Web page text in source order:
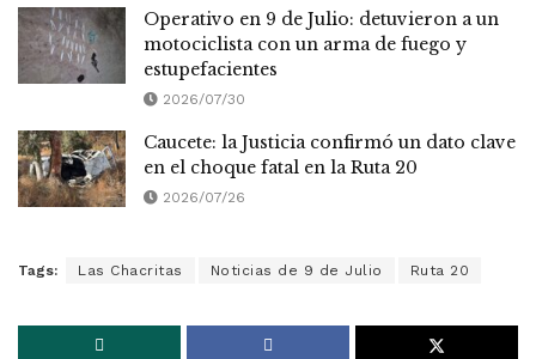
Operativo en 9 de Julio: detuvieron a un
motociclista con un arma de fuego y
estupefacientes
2026/07/30
Caucete: la Justicia confirmó un dato clave
en el choque fatal en la Ruta 20
2026/07/26
Tags: Las Chacritas Noticias de 9 de Julio Ruta 20